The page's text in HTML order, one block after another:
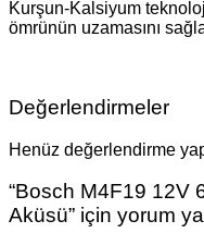
Kurşun-Kalsiyum
ömrünün uzamasını
Değerlendirmeler
Henüz değerlendirme
“Bosch M4F19 12V
Aküsü” için yorum